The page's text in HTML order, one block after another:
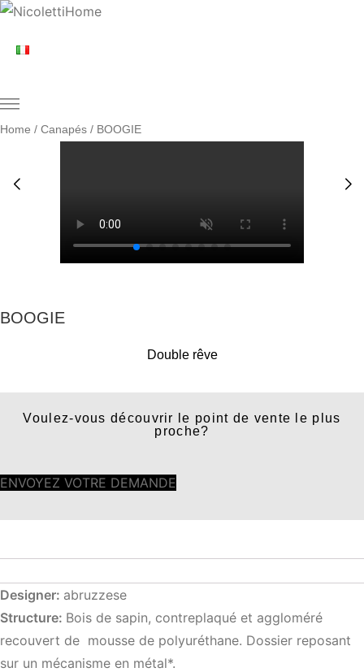
Home / Canapés / BOOGIE
BOOGIE
Double rêve
Voulez-vous découvrir le point de vente le plus
proche?
ENVOYEZ VOTRE DEMANDE
Designer: abruzzese
Structure: Bois de sapin, contreplaqué et aggloméré
recouvert de mousse de polyuréthane. Dossier reposant
sur un mécanisme en métal*.